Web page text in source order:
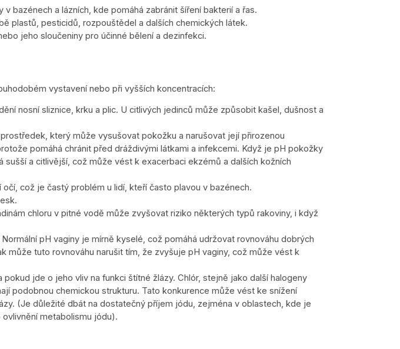
bazénech a lázních, kde pomáhá zabránit šíření bakterií a řas.
plastů, pesticidů, rozpouštědel a dalších chemických látek.
jeho sloučeniny pro účinné bělení a dezinfekci.
vystavení nebo při vyšších koncentracích:
nosní sliznice, krku a plic. U citlivých jedinců může způsobit kašel, dušnost a
který může vysušovat pokožku a narušovat její přirozenou
pomáhá chránit před dráždivými látkami a infekcemi. Když je pH pokožky
a citlivější, což může vést k exacerbaci ekzémů a dalších kožních
což je častý problém u lidí, kteří často plavou v bazénech.
chloru v pitné vodě může zvyšovat riziko některých typů rakoviny, i když
pH vaginy je mírně kyselé, což pomáhá udržovat rovnováhu dobrých
může tuto rovnováhu narušit tím, že zvyšuje pH vaginy, což může vést k
jde o jeho vliv na funkci štítné žlázy. Chlór, stejně jako další halogeny
podobnou chemickou strukturu. Tato konkurence může vést ke snížení
(Je důležité dbát na dostatečný příjem jódu, zejména v oblastech, kde je
metabolismu jódu).